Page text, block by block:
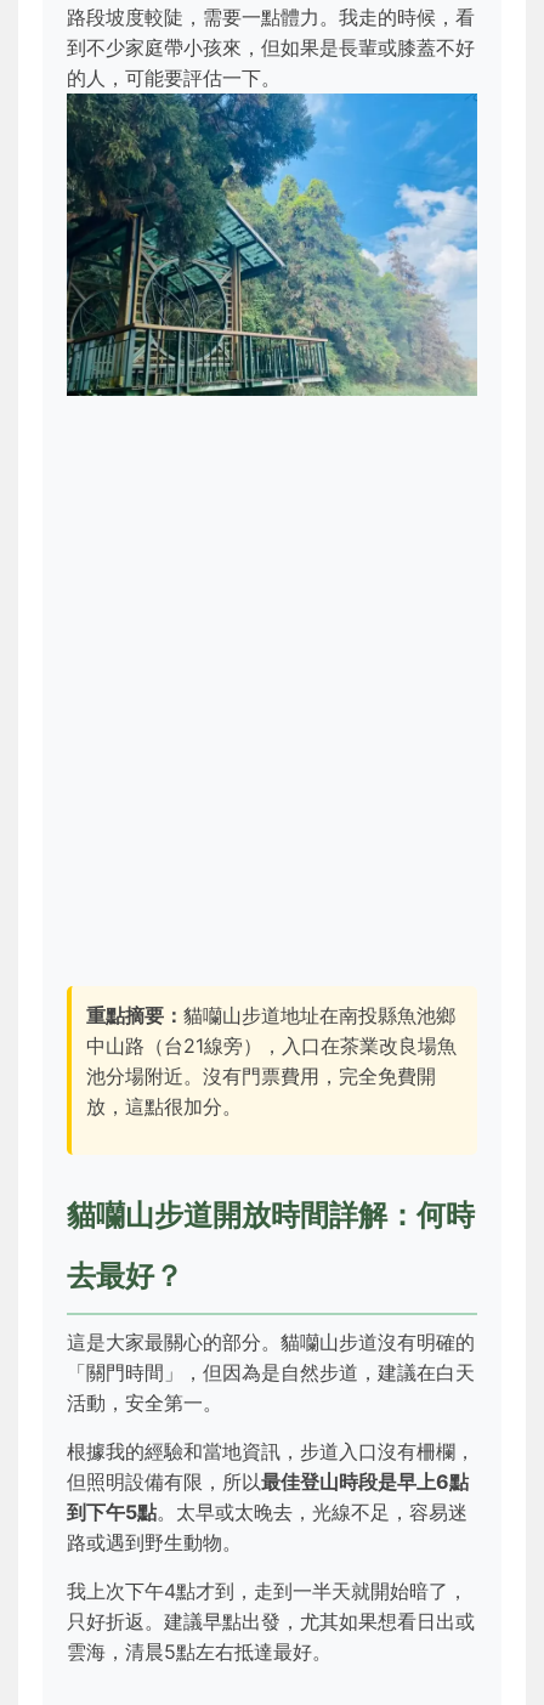
路段坡度較陡，需要一點體力。我走的時候，看
到不少家庭帶小孩來，但如果是長輩或膝蓋不好
的人，可能要評估一下。
重點摘要： 貓囒山步道地址在南投縣魚池鄉
中山路（台21線旁），入口在茶業改良場魚
池分場附近。沒有門票費用，完全免費開
放，這點很加分。
貓囒山步道開放時間詳解：何時
去最好？
這是大家最關心的部分。貓囒山步道沒有明確的
「關門時間」，但因為是自然步道，建議在白天
活動，安全第一。
根據我的經驗和當地資訊，步道入口沒有柵欄，
但照明設備有限，所以最佳登山時段是早上6點
到下午5點。太早或太晚去，光線不足，容易迷
路或遇到野生動物。
我上次下午4點才到，走到一半天就開始暗了，
只好折返。建議早點出發，尤其如果想看日出或
雲海，清晨5點左右抵達最好。